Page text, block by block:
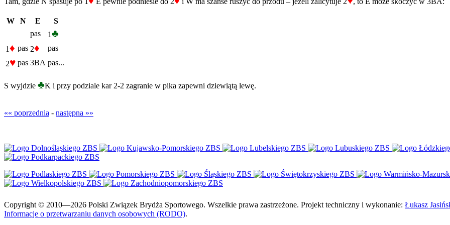
W N E
S
pas
1♣
1♦ pas 2♦
pas
2♥ pas 3BA pas...
S wyjdzie ♣K i przy podziale kar 2-2 zagranie w pika zapewni dziewiątą lewę.
«« poprzednia - następna »»
Copyright © 2010—2026 Polski Związek Brydża Sportowego. Wszelkie prawa zastrzeżone. Projekt techniczny i wykonanie: Łukasz
Informacje o przetwarzaniu danych osobowych (RODO).